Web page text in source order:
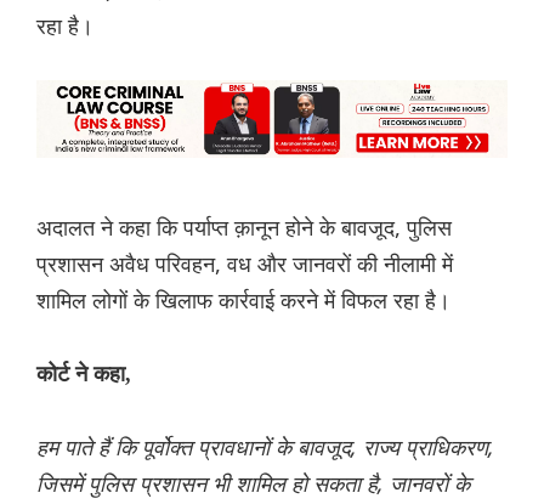
रहा है।
अदालत ने कहा कि पर्याप्त क़ानून होने के बावजूद, पुलिस
प्रशासन अवैध परिवहन, वध और जानवरों की नीलामी में
शामिल लोगों के खिलाफ कार्रवाई करने में विफल रहा है।
कोर्ट ने कहा,
हम पाते हैं कि पूर्वोक्त प्रावधानों के बावजूद, राज्य प्राधिकरण,
जिसमें पुलिस प्रशासन भी शामिल हो सकता है, जानवरों के